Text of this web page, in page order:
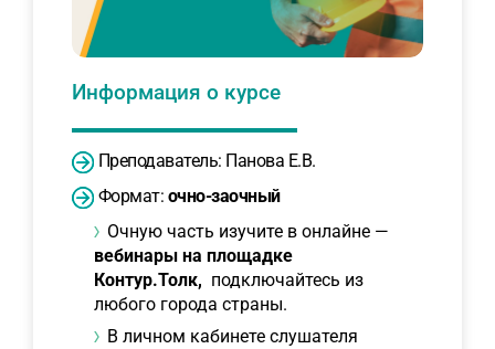
Информация о курсе
Преподаватель: Панова Е.В.
Формат: очно-заочный
Очную часть изучите в онлайне —
вебинары на площадке
Контур.Толк, подключайтесь из
любого города страны.
В личном кабинете слушателя